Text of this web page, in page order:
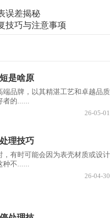
误差揭秘
技巧与注意事项
是啥原
端品牌，以其精湛工艺和卓越品质
的......
26-05-01
理技巧
，有时可能会因为表壳材质或设计
种不......
26-04-30